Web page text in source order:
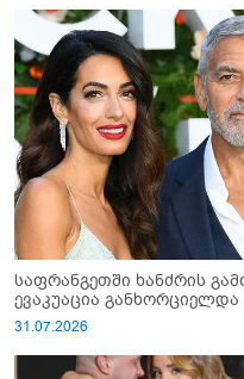
საფრანგეთში ხანძრის
ევაკუაცია
31.07.2026